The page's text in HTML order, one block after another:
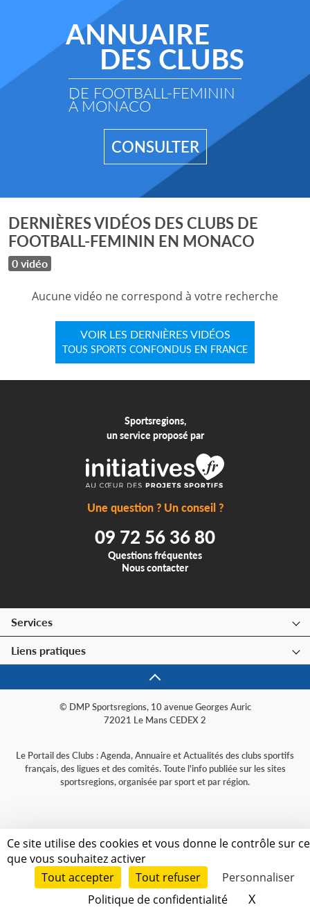
Ce site utilise des cookies et vous donne le contrôle sur
que vous souhaitez activer
Tout accepter
Tout refuser
Personnaliser
Politique de confidentialité
XMasquer
ANNUAIRE
DES CLUBS
DE FOOTBALL-FEMININ
À MONACO
CONSULTER
DERNIÈRES VIDÉOS DES CLUBS DE
FOOTBALL-FEMININ EN MONACO
0 vidéo
Aucune vidéo ne correspond à votre recherche
VOIR LES DERNIÈRES VIDÉOS
TOUS SPORTS CONFONDUS EN FRANCE
Sportsregions,
un service proposé par
Une question ? Un conseil ?
09 72 56 36 80
Questions fréquentes
Nous contacter
Services
Liens pratiques
© DMP Sportsregions, 10 avenue Georges Auric
72021 Le Mans CEDEX 2
Le Portail des Clubs : Agenda, Annuaire et Actualités des clubs sportifs
français, des ligues et des comités. Toute l'info publiée sur les sites
sportsregions, organisée par sport et par région.